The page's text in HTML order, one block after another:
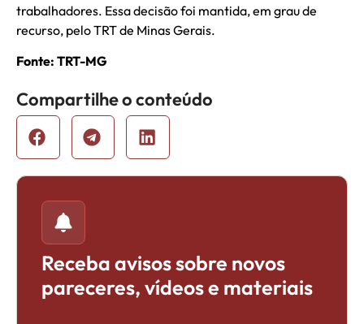
trabalhadores. Essa decisão foi mantida, em grau de
recurso, pelo TRT de Minas Gerais.
Fonte: TRT-MG
Compartilhe o conteúdo
Receba avisos sobre novos
pareceres, vídeos e materiais